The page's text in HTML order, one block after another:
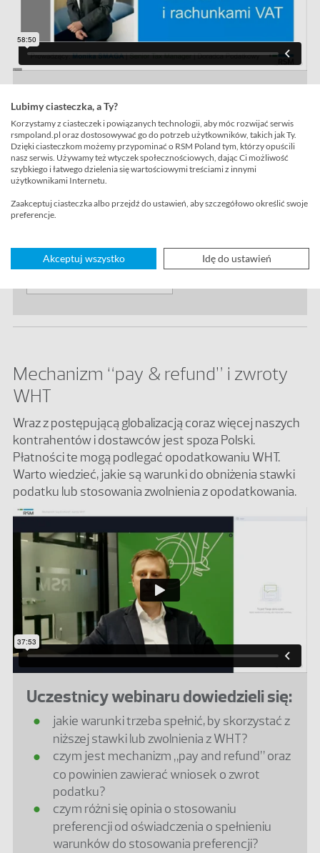
na co zwrócić uwagę rozliczając VAT?
w jaki sposób zarządzać zwrotami i
zobowiązaniami VAT?
na co można przeznaczyć środki
jak odzyskać środki zgromadzone na
Mechanizm “pay & refund” i zwroty
WHT
Wraz z postępującą globalizacją coraz więcej naszych
kontrahentów i dostawców jest spoza Polski.
Płatności te mogą podlegać opodatkowaniu WHT.
Warto wiedzieć, jakie są warunki do obniżenia stawki
podatku lub stosowania zwolnienia z opodatkowania.
Uczestnicy webinaru dowiedzieli się:
jakie warunki trzeba spełnić, by skorzystać z
niższej stawki lub zwolnienia z WHT?
czym jest mechanizm „pay and refund” oraz
co powinien zawierać wniosek o zwrot
podatku?
czym różni się opinia o stosowaniu
preferencji od oświadczenia o spełnieniu
warunków do stosowania preferencji?
Lubimy ciasteczka, a Ty?
Korzystamy z ciasteczek i powiązanych technologii, aby móc rozwijać serwis
rsmpoland.pl oraz dostosowywać go do potrzeb użytkowników, takich jak Ty.
Dzięki ciasteczkom możemy przypominać o RSM Poland tym, którzy opuścili
nasz serwis. Używamy też wtyczek społecznościowych, dając Ci możliwość
szybkiego i łatwego dzielenia się wartościowymi treściami z innymi
użytkownikami Internetu.
Zaakceptuj ciasteczka albo przejdź do ustawień, aby szczegółowo określić swoje
preferencje.
Akceptuj wszystko Idę do ustawień